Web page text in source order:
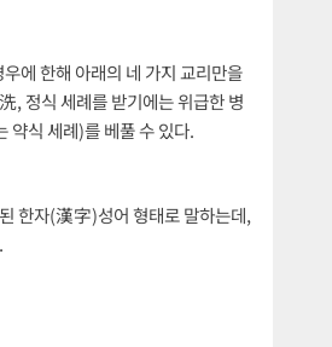
에 한해 아래의 네 가지 교리만을
, 정식 세례를 받기에는 위급한 병
약식 세례)를 베풀 수 있다.
한자(漢字)성어 형태로 말하는데,